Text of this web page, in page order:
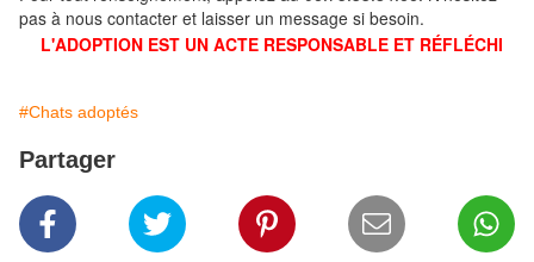
pas à nous contacter et laisser un message si besoin.
L'ADOPTION EST UN ACTE RESPONSABLE ET RÉFLÉCHI
#Chats adoptés
Partager